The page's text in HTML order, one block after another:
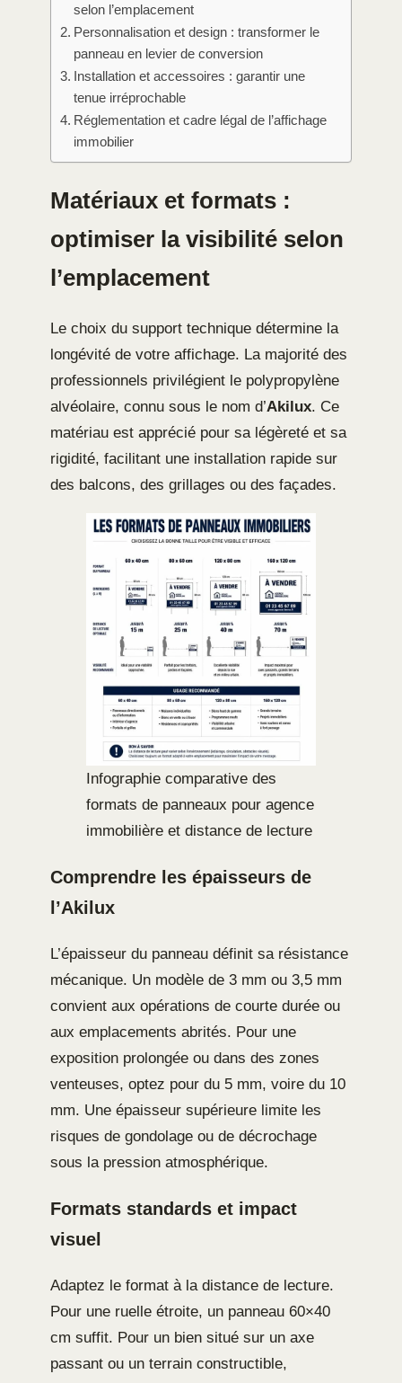
selon l’emplacement
Personnalisation et design : transformer le
panneau en levier de conversion
Installation et accessoires : garantir une
tenue irréprochable
Réglementation et cadre légal de l’affichage
immobilier
Matériaux et formats :
optimiser la visibilité selon
l’emplacement
Le choix du support technique détermine la
longévité de votre affichage. La majorité des
professionnels privilégient le polypropylène
alvéolaire, connu sous le nom d’Akilux. Ce
matériau est apprécié pour sa légèreté et sa
rigidité, facilitant une installation rapide sur
des balcons, des grillages ou des façades.
Infographie comparative des
formats de panneaux pour agence
immobilière et distance de lecture
Comprendre les épaisseurs de
l’Akilux
L’épaisseur du panneau définit sa résistance
mécanique. Un modèle de 3 mm ou 3,5 mm
convient aux opérations de courte durée ou
aux emplacements abrités. Pour une
exposition prolongée ou dans des zones
venteuses, optez pour du 5 mm, voire du 10
mm. Une épaisseur supérieure limite les
risques de gondolage ou de décrochage
sous la pression atmosphérique.
Formats standards et impact
visuel
Adaptez le format à la distance de lecture.
Pour une ruelle étroite, un panneau 60×40
cm suffit. Pour un bien situé sur un axe
passant ou un terrain constructible,